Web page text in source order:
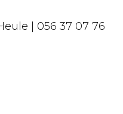
| 056 37 07 76